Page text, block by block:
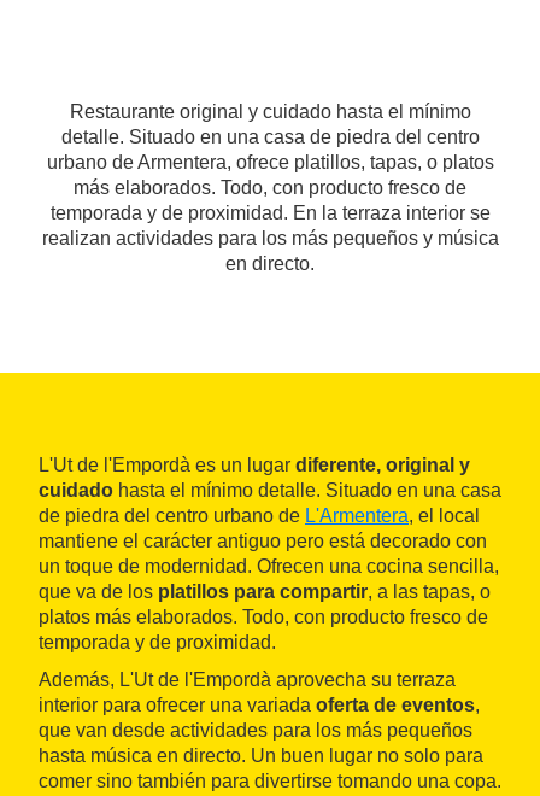
Restaurante original y cuidado hasta el mínimo
detalle. Situado en una casa de piedra del centro
urbano de Armentera, ofrece platillos, tapas, o platos
más elaborados. Todo, con producto fresco de
temporada y de proximidad. En la terraza interior se
realizan actividades para los más pequeños y música
en directo.
L'Ut de l'Empordà es un lugar diferente, original y
cuidado hasta el mínimo detalle. Situado en una casa
de piedra del centro urbano de L'Armentera, el local
mantiene el carácter antiguo pero está decorado con
un toque de modernidad. Ofrecen una cocina sencilla,
que va de los platillos para compartir, a las tapas, o
platos más elaborados. Todo, con producto fresco de
temporada y de proximidad.
Además, L'Ut de l'Empordà aprovecha su terraza
interior para ofrecer una variada oferta de eventos,
que van desde actividades para los más pequeños
hasta música en directo. Un buen lugar no solo para
comer sino también para divertirse tomando una copa.